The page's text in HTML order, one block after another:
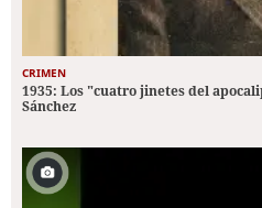
CRIMEN
1935: Los "cuatro jinetes del
Sánchez